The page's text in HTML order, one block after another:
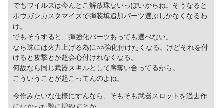
でもワイルズは今んとこ解放珠ないっぽいからね。そうなると
ボウガンカスタマイズで弾装填追加パーツ選ぶしかなくなるわ
け。
でもそうすると、弾強化パーツあっても選べない。
なら珠には火力上げる為に○○強化付けたくなる。けどそれを付
けると攻撃とか超会心付けれなくなる。
何故なら同じ武器スキルとして席奪い合ってるから。
こういうことが起こってんのよね。
今作みたいな仕様にすんなら、そもそも武器スロットを過去作
になかった数に増やすとか。